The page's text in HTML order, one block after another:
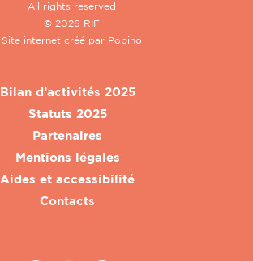
All rights reserved
© 2026 RIF
Site internet créé par Popino
Bilan d’activités 2025
Statuts 2025
Partenaires
Mentions légales
Aides et accessibilité
Contacts